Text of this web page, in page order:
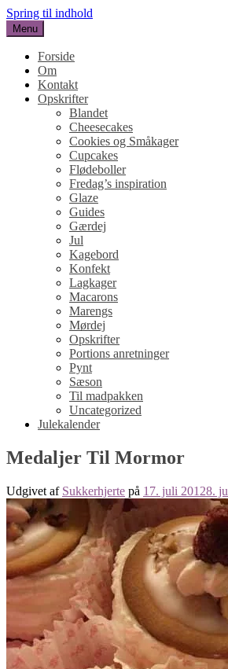
Spring til indhold
SUKKERHJERTE
en blog om kage
Menu
Forside
Om
Kontakt
Opskrifter
Blandet
Cheesecakes
Cookies og Småkager
Cupcakes
Flødeboller
Fredag’s inspiration
Glaze
Guides
Gærdej
Jul
Kagebord
Konfekt
Lagkager
Macarons
Marengs
Mørdej
Opskrifter
Portions anretninger
Pynt
Sæson
Til madpakken
Uncategorized
Julekalender
Medaljer Til Mormor
Udgivet af Sukkerhjerte på 17. juli 20128.